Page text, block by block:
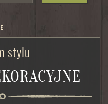
stylu